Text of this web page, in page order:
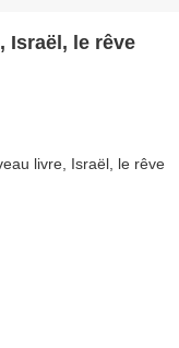
Israël, le rêve